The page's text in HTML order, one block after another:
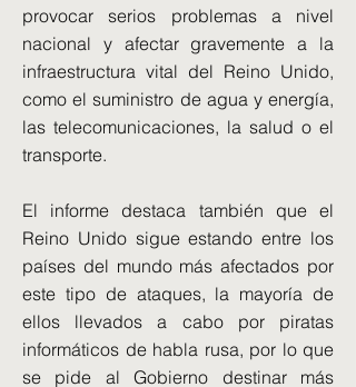
provocar serios problemas a nivel
nacional y afectar gravemente a la
infraestructura vital del Reino Unido,
como el suministro de agua y energía,
las telecomunicaciones, la salud o el
transporte.
El informe destaca también que el
Reino Unido sigue estando entre los
países del mundo más afectados por
este tipo de ataques, la mayoría de
ellos llevados a cabo por piratas
informáticos de habla rusa, por lo que
se pide al Gobierno destinar más